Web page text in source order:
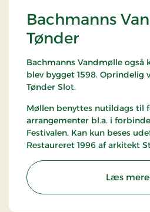
Bachmanns
Tønder
Bachmanns Vandmølle også
blev bygget 1598. Oprindelig
Tønder Slot.
Møllen benyttes nutildags til
arrangementer bl.a. i
Festivalen. Kan kun beses
Restaureret 1996 af arkitekt
Læs mere